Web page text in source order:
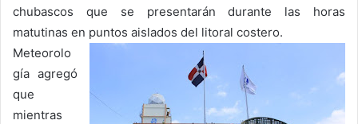
chubascos que se presentarán durante las horas
matutinas en puntos aislados del litoral costero.
Meteorolo
gía agregó
que
mientras